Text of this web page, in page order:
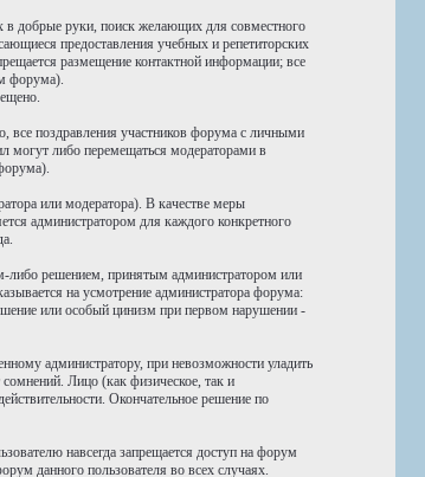
добрые руки, поиск желающих для совместного
предоставления учебных и репетиторских
размещение контактной информации; все
форума).
поздравления участников форума с личными
либо перемещаться модераторами в
или модератора). В качестве меры
администратором для каждого конкретного
либо решением, принятым администратором или
на усмотрение администратора форума:
или особый цинизм при первом нарушении -
администратору, при невозможности уладить
Лицо (как физическое, так и
Окончательное решение по
навсегда запрещается доступ на форум
данного пользователя во всех случаях.